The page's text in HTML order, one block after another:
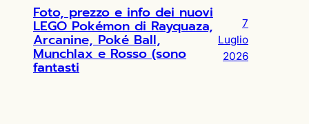
Foto, prezzo e info dei nuovi
LEGO Pokémon di Rayquaza,
Arcanine, Poké Ball,
Munchlax e Rosso (sono
fantasti
7
Luglio
2026